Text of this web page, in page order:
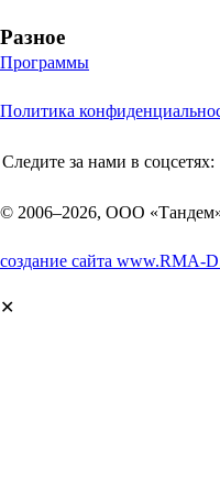
Разное
Программы
Политика
Следите за нами в соцсетях:
© 2006–2026, ООО
создание сайта www.RMA-
✕